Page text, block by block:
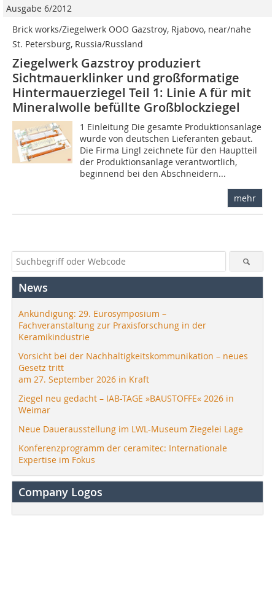
Ausgabe 6/2012
Brick works/Ziegelwerk OOO Gazstroy, Rjabovo, near/nahe
St. Petersburg, Russia/Russland
Ziegelwerk Gazstroy produziert
Sichtmauerklinker und großformatige
Hintermauerziegel Teil 1: Linie A für mit
Mineralwolle befüllte Großblockziegel
1 Einleitung Die gesamte Produktionsanlage
wurde von deutschen Lieferanten gebaut.
Die Firma Lingl zeichnete für den Hauptteil
der Produktionsanlage verantwortlich,
beginnend bei den Abschneidern...
mehr
News
Ankündigung: 29. Eurosymposium –
Fachveranstaltung zur Praxisforschung in der
Keramikindustrie
Vorsicht bei der Nachhaltigkeitskommunikation – neues
Gesetz tritt
am 27. September 2026 in Kraft
Ziegel neu gedacht – IAB-TAGE »BAUSTOFFE« 2026 in
Weimar
Neue Dauerausstellung im LWL-Museum Ziegelei Lage
Konferenzprogramm der ceramitec: Internationale
Expertise im Fokus
Company Logos